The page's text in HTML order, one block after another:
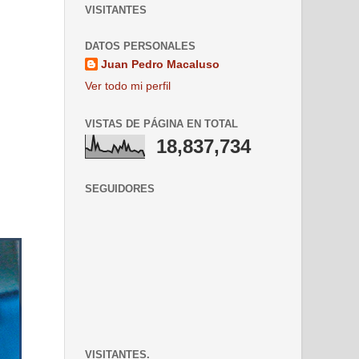
VISITANTES
DATOS PERSONALES
Juan Pedro Macaluso
Ver todo mi perfil
VISTAS DE PÁGINA EN TOTAL
18,837,734
SEGUIDORES
VISITANTES.